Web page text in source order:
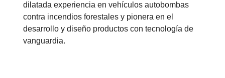
dilatada experiencia en vehículos autobombas
contra incendios forestales y pionera en el
desarrollo y diseño productos con tecnología de
vanguardia.